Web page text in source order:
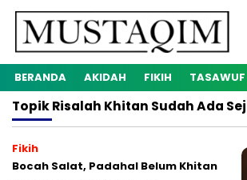
BERANDA AKIDAH FIKIH TASAWUF
TopikRisalah Khitan Sudah Ada
Fikih
Bocah Salat, Padahal Belum Khitan